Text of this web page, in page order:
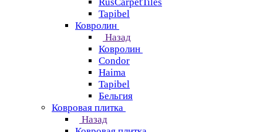
Tapibel
Ковролин
Назад
Ковролин
Condor
Haima
Tapibel
Бельгия
Ковровая плитка
Назад